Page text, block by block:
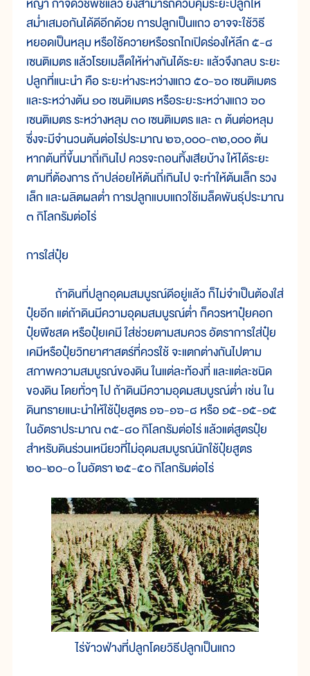
สม่ำเสมอกันได้ดีอีกด้วย การปลูกเป็นแถว อาจจะใช้วิธี
หยอดเป็นหลุม หรือใช้ควายหรือรถไถเปิดร่องให้ลึก ๕-๘
เซนติเมตร แล้วโรยเมล็ดให้ห่างกันได้ระยะ แล้วจึงกลบ ระยะ
ปลูกที่แนะนำ คือ ระยะห่างระหว่างแถว ๕๐-๖๐ เซนติเมตร
และระหว่างต้น ๑๐ เซนติเมตร หรือระยะระหว่างแถว ๖๐
เซนติเมตร ระหว่างหลุม ๓๐ เซนติเมตร และ ๓ ต้นต่อหลุม
ซึ่งจะมีจำนวนต้นต่อไร่ประมาณ ๒๖,๐๐๐-๓๒,๐๐๐ ต้น
หากต้นที่ขึ้นมาถี่เกินไป ควรจะถอนทิ้งเสียบ้าง ให้ได้ระยะ
ตามที่ต้องการ ถ้าปล่อยให้ต้นถี่เกินไป จะทำให้ต้นเล็ก รวง
เล็ก และผลิตผลต่ำ การปลูกแบบแถวใช้เมล็ดพันธุ์ประมาณ
๓ กิโลกรัมต่อไร่
การใส่ปุ๋ย
ถ้าดินที่ปลูกอุดมสมบูรณ์ดีอยู่แล้ว ก็ไม่จำเป็นต้องใส่
ปุ๋ยอีก แต่ถ้าดินมีความอุดมสมบูรณ์ต่ำ ก็ควรหาปุ๋ยคอก
ปุ๋ยพืชสด หรือปุ๋ยเคมี ใส่ช่วยตามสมควร อัตราการใส่ปุ๋ย
เคมีหรือปุ๋ยวิทยาศาสตร์ที่ควรใช้ จะแตกต่างกันไปตาม
สภาพความสมบูรณ์ของดิน ในแต่ละท้องที่ และแต่ละชนิด
ของดิน โดยทั่วๆ ไป ถ้าดินมีความอุดมสมบูรณ์ต่ำ เช่น ใน
ดินทรายแนะนำให้ใช้ปุ๋ยสูตร ๑๖-๑๖-๘ หรือ ๑๕-๑๕-๑๕
ในอัตราประมาณ ๓๕-๘๐ กิโลกรัมต่อไร่ แล้วแต่สูตรปุ๋ย
สำหรับดินร่วนเหนียวที่ไม่อุดมสมบูรณ์นักใช้ปุ๋ยสูตร
๒๐-๒๐-๐ ในอัตรา ๒๕-๕๐ กิโลกรัมต่อไร่
ไร่ข้าวฟ่างที่ปลูกโดยวิธีปลูกเป็นแถว